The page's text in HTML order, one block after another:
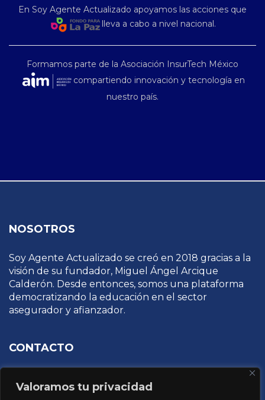
Valoramos tu privacidad
En Soy Agente Actualizado apoyamos las acciones que
lleva a cabo a nivel nacional.
Formamos parte de la Asociación InsurTech México
compartiendo innovación y tecnología en
nuestro país.
NOSOTROS
Soy Agente Actualizado se creó en 2018 gracias a la
visión de su fundador, Miguel Ángel Arcique
Calderón. Desde entonces, somos una plataforma
democratizando la educación en el sector
asegurador y afianzador.
CONTACTO
informacion@capacitacionespecializada.com